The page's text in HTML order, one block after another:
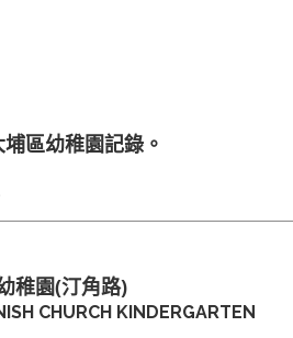
區幼稚園記錄。
稚園(汀角路)
CHURCH KINDERGARTEN